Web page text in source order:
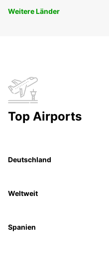
Weitere Länder
Top Airports
Deutschland
Weltweit
Spanien